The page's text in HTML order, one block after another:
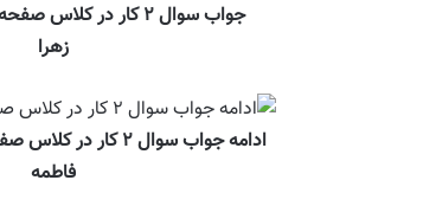
جواب سوال ۲ کار در کلاس صفحه ۱۴۷ ریاضی هشتم
زهرا
ادامه جواب سوال ۲ کار در کلاس صفحه ۱۴۷ ریاضی هشتم
فاطمه